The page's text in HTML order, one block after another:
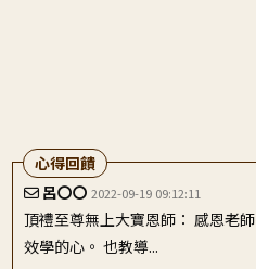
呂〇〇 2022-09-19 09:12:11
頂禮至尊無上大寶恩師： 感恩老
效學的心。 也教導...
心得回饋